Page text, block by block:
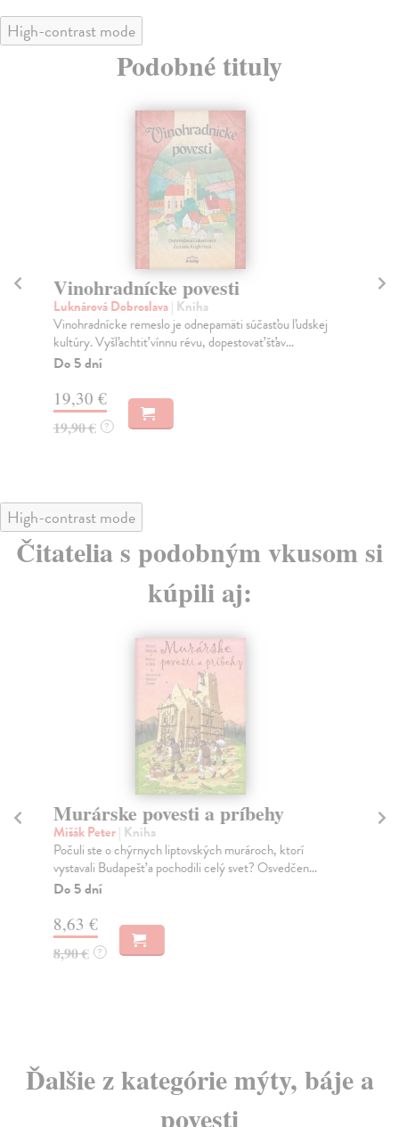
High-contrast mode
Podobné tituly
Vinohradnícke povesti
Luknárová Dobroslava| Kniha
Vinohradnícke remeslo je odnepamäti súčasťou ľudskej
kultúry. Vyšľachtiť vínnu révu, dopestovať šťav...
Do 5 dní
19,30 €
19,90 € ?
High-contrast mode
Čitatelia s podobným vkusom si
kúpili aj:
Murárske povesti a príbehy
Mišák Peter| Kniha
Počuli ste o chýrnych liptovských murároch, ktorí
vystavali Budapešť a pochodili celý svet? Osvedčen...
Do 5 dní
8,63 €
8,90 € ?
Ďalšie z kategórie mýty, báje a
povesti